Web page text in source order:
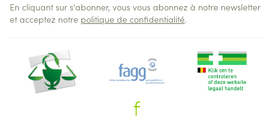
En cliquant sur s'abonner, vous vous abonnez à notre newsletter
et acceptez notre politique de confidentialité.